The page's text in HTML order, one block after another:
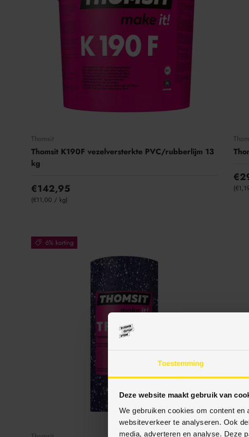
Toestemming
Deze website maakt gebruik van
We gebruiken cookies om content
websiteverkeer te analyseren. Ook
media, adverteren en analyse. Deze
Thomsit
Thomsit K190F vezelversterkte PVC/rubberlijm 13
kg
€142,95
Eenheid prijs
€11,00 / kg
6% korting